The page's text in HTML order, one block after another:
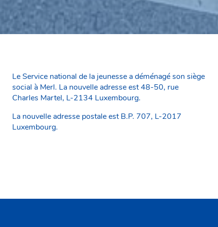
Le Service national de la jeunesse a déménagé son siège
social à Merl. La nouvelle adresse est 48-50, rue
Charles Martel, L-2134 Luxembourg.
La nouvelle adresse postale est B.P. 707, L-2017
Luxembourg.